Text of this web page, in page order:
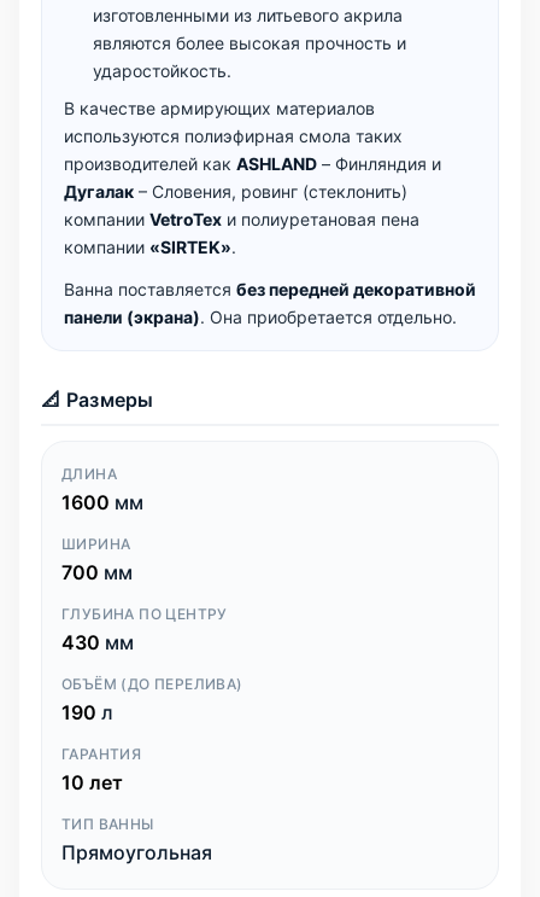
изготовленными из литьевого акрила
являются более высокая прочность и
ударостойкость.
В качестве армирующих материалов
используются полиэфирная смола таких
производителей как ASHLAND – Финляндия и
Дугалак – Словения, ровинг (стеклонить)
компании VetroTex и полиуретановая пена
компании «SIRTEK».
Ванна поставляется без передней декоративной
панели (экрана). Она приобретается отдельно.
📐 Размеры
ДЛИНА
1600 мм
ШИРИНА
700 мм
ГЛУБИНА ПО ЦЕНТРУ
430 мм
ОБЪЁМ (ДО ПЕРЕЛИВА)
190 л
ГАРАНТИЯ
10 лет
ТИП ВАННЫ
Прямоугольная